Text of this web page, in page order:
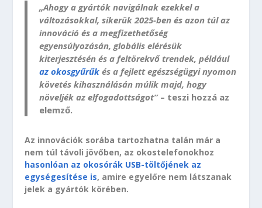
„Ahogy a gyártók navigálnak ezekkel a
változásokkal, sikerük 2025-ben és azon túl az
innováció és a megfizethetőség
egyensúlyozásán, globális elérésük
kiterjesztésén és a feltörekvő trendek, például
az okosgyűrűk és a fejlett egészségügyi nyomon
követés kihasználásán múlik majd, hogy
növeljék az elfogadottságot” – teszi hozzá az
elemző.
Az innovációk sorába tartozhatna talán már a
nem túl távoli jövőben, az okostelefonokhoz
hasonlóan az okosórák USB-töltőjének az
egységesítése is, amire egyelőre nem látszanak
jelek a gyártók körében.